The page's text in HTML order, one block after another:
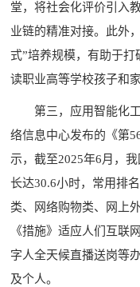
堂，将社会化评价引入
业链的精准对接。此外
式”培养规模，有助于
读职业高等学校孩子和
第三，应用智能化
络信息中心发布的《第
示，截至2025年6月，
长达30.6小时，常用排
类、网络购物类、网上
《措施》适应人们互联
字人全天候直播送岗等
及个人。